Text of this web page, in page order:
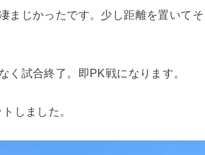
まじかったです。少し距離を置いてそ
く試合終了。即PK戦になります。
しました。